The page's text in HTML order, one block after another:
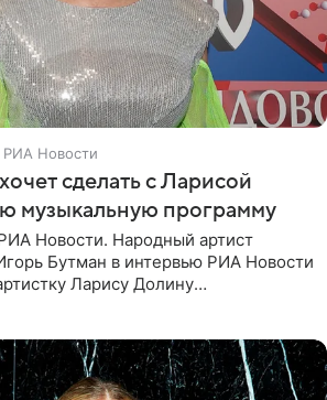
Новости
сделать с Ларисой
музыкальную программу
Новости. Народный артист
Бутман в интервью РИА Новости
Ларису Долину